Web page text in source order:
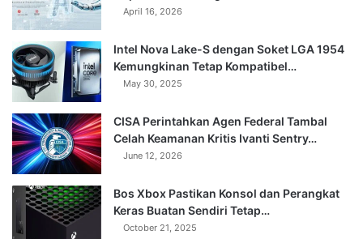
April 16, 2026
Intel Nova Lake-S dengan Soket LGA 1954
Kemungkinan Tetap Kompatibel…
May 30, 2025
CISA Perintahkan Agen Federal Tambal
Celah Keamanan Kritis Ivanti Sentry…
June 12, 2026
Bos Xbox Pastikan Konsol dan Perangkat
Keras Buatan Sendiri Tetap…
October 21, 2025